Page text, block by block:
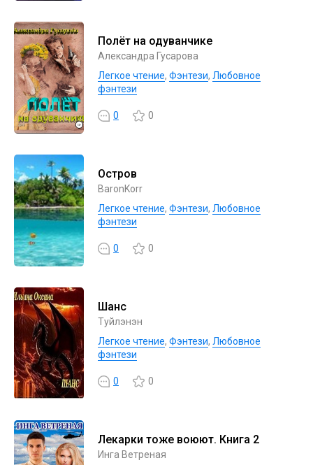
Полёт на одуванчике
Александра Гусарова
Легкое чтение, Фэнтези, Любовное
фэнтези
0 0
Остров
BaronKorr
Легкое чтение, Фэнтези, Любовное
фэнтези
0 0
Шанс
Туйлэнэн
Легкое чтение, Фэнтези, Любовное
фэнтези
0 0
Лекарки тоже воюют. Книга 2
Инга Ветреная